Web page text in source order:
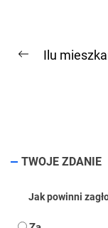
wpisu
Previous
Ilu
TWOJE ZDANIE
Jak powinni